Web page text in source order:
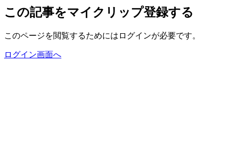
この記事をマイクリップ登録する
このページを閲覧するためにはログインが必要です。
ログイン画面へ